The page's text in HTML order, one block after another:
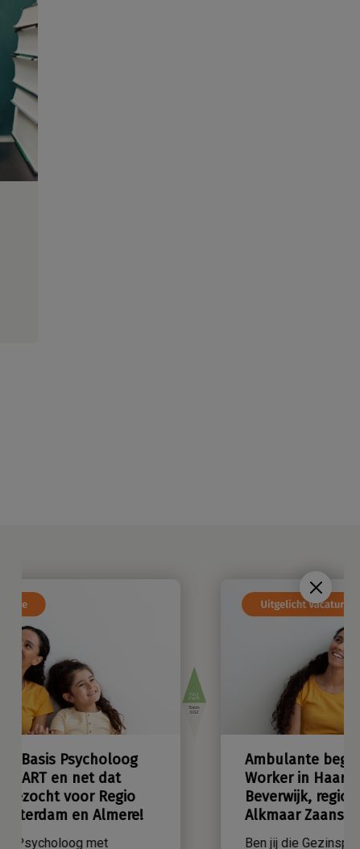
Ambulante begeleiding – Social
Worker in Haarlem, Hoofdorp,
Beverwijk, regio Flevoland of
Alkmaar Zaanstreek
Ben jij die Gezinsprofessional met
hulpverlenershart en heb je daarnaast je